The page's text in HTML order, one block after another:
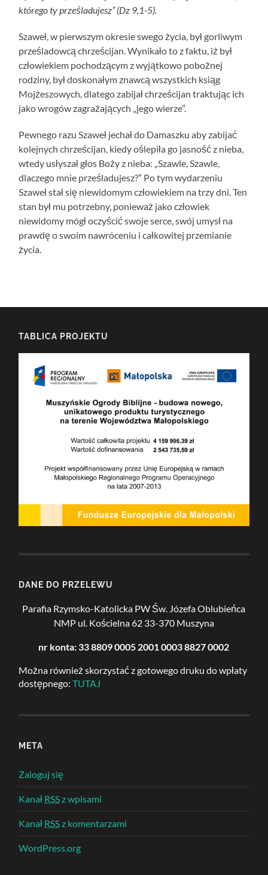
którego ty prześladujesz” (Dz 9,1-5).
Szaweł, w pierwszym okresie swego życia, był gorliwym
prześladowcą chrześcijan. Wynikało to z faktu, iż był
człowiekiem pochodzącym z wyjątkowo pobożnej
rodziny, był doskonałym znawcą wszystkich ksiąg
Mojżeszowych, dlatego zabijał chrześcijan traktując ich
jako wrogów zagrażających „jego wierze”.
Pewnego razu Szaweł jechał do Damaszku aby zabijać
kolejnych chrześcijan, kiedy oślepiła go jasność z nieba,
wtedy usłyszał głos Boży z nieba: „Szawle, Szawle,
dlaczego mnie prześladujesz?” Po tym wydarzeniu
Szaweł stał się niewidomym człowiekiem na trzy dni. Ten
stan był mu potrzebny, ponieważ jako człowiek
niewidomy mógł oczyścić swoje serce, swój umysł na
prawdę o swoim nawróceniu i całkowitej przemianie
życia.
TABLICA PROJEKTU
DANE DO PRZELEWU
Parafia Rzymsko-Katolicka PW Św. Józefa Oblubieńca
NMP ul. Kościelna 62 33-370 Muszyna
nr konta: 33 8809 0005 2001 0003 8827 0002
Można również skorzystać z gotowego druku do wpłaty
dostępnego: TUTAJ
META
Zaloguj się
Kanał RSSz wpisami
Kanał RSSz komentarzami
WordPress.org